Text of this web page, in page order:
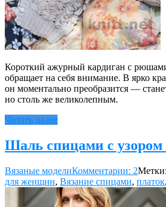
Короткий ажурный кардиган с
обращает на себя внимание. В ярко
он моментально преобразится —
но столь же великолепным.
Читать далее
Шаль спицами с
Вязаные моделиКомментарии: 2Метки:
для женщин, Вязание спицами, платок,